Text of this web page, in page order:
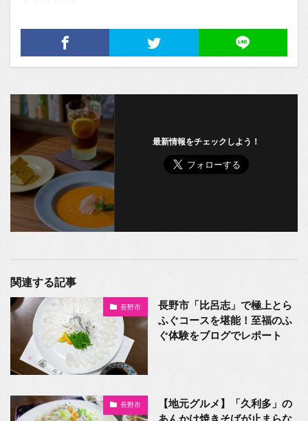
最新情報をチェックしよう！
関連する記事
長野市
長野市「比呂志」で極上とら
ふぐコースを堪能！至福のふ
ぐ体験をブログでレポート
長野市
【地元グルメ】「久利多」の
あんかけ焼きそばが止まらな